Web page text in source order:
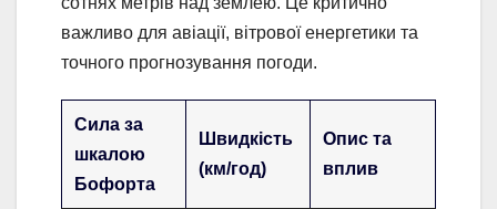
важливо для авіації, вітрової енергетики та
точного прогнозування погоди.
Сила за
шкалою
Бофорта
Швидкість
(км/год)
Опис та
вплив